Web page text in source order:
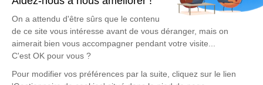
est un lieu d'expression dédié à honorer la
mémoire de Jean-Paul ACHIN.